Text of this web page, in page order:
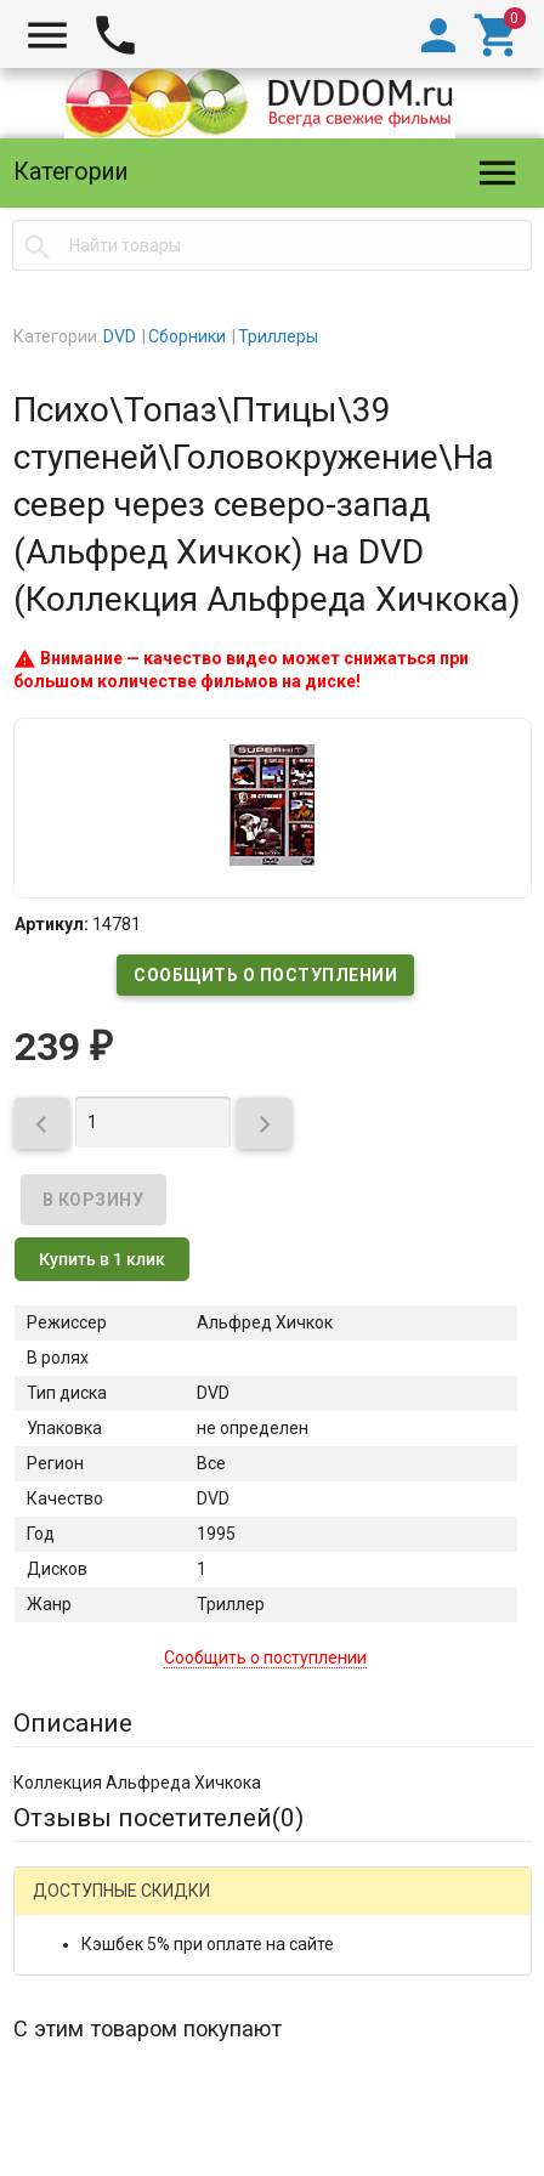
  

Категории 

Категории: DVD Сборники Триллеры
Психо\Топаз\Птицы\39
ступеней\Головокружение\На
север через северо-запад
(Альфред Хичкок) на DVD
(Коллекция Альфреда Хичкока)
warning Внимание — качество видео может снижаться при
большом количестве фильмов на диске!
Артикул: 14781
СООБЩИТЬ О ПОСТУПЛЕНИИ
239 ₽
 
Купить в 1 клик
Режиссер
Альфред Хичкок
В ролях
Тип диска
DVD
Упаковка
не определен
Регион
Все
Качество
DVD
Год
1995
Дисков
1
Жанр
Триллер
Сообщить о поступлении
Описание
Коллекция Альфреда Хичкока
Отзывы посетителей(0)
ДОСТУПНЫЕ СКИДКИ
Кэшбек 5% при оплате на сайте
С этим товаром покупают